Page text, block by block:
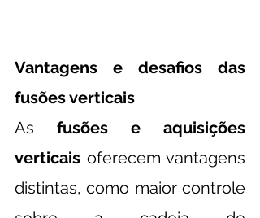
Vantagens e desafios das
fusões verticais
As fusões e aquisições
verticais oferecem vantagens
distintas, como maior controle